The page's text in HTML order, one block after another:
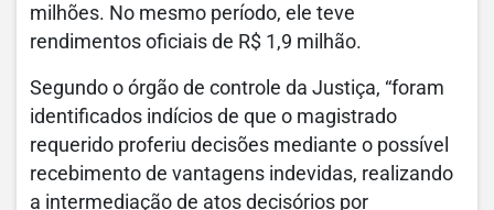
milhões. No mesmo período, ele teve
rendimentos oficiais de R$ 1,9 milhão.
Segundo o órgão de controle da Justiça, “foram
identificados indícios de que o magistrado
requerido proferiu decisões mediante o possível
recebimento de vantagens indevidas, realizando
a intermediação de atos decisórios por